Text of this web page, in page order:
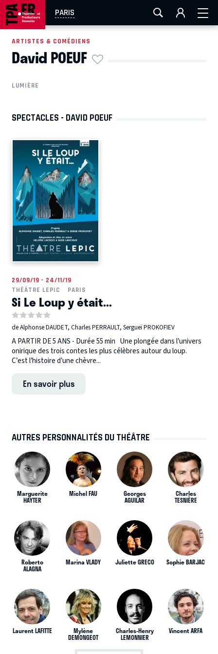
PARIS
AIX-MARSEILLE LA ROCHELLE
EN TOURNÉE
ARTISTES & COMÉDIENS
David POEUF
LUMIÈRE
SPECTACLES - DAVID POEUF
29/09/19 - 24/11/19
THÉÂTRE LEPIC
PARIS
Si Le Loup y était...
de Alphonse DAUDET, Charles PERRAULT, Sergueï PROKOFIEV
A PARTIR DE 5 ANS - Durée 55 min Une plongée dans l’univers
onirique des trois contes les plus célèbres autour du loup.
C’est l’histoire d’une chèvre...
En savoir plus
AUTRES PERSONNALITÉS DU THÉÂTRE
Marguerite
HAYTER
Michel FAU Georges
AGUILAR
Charles
TESNIÈRE
Roberto
ALAGNA
Marina VLADY Juliette GRECO Sophie BARJAC
Laurent LAFITTE Mylène
DEMONGEOT
Charles-Henry
LEMONNIER
Vincent ARFA